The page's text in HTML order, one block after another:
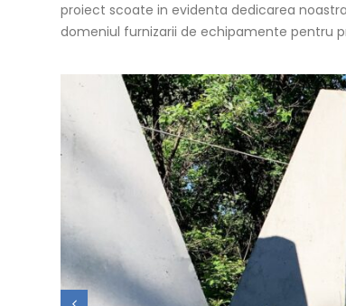
proiect scoate in evidenta dedicarea
domeniul furnizarii de echipamente pentru